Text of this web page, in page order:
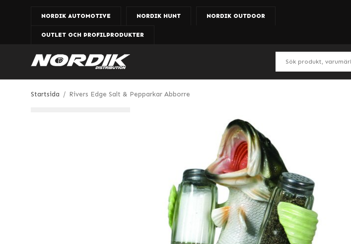
NORDIK AUTOMOTIVE NORDIK HUNT NORDIK OUTDOOR
OUTLET OCH PROFILPRODUKTER
Startsida / Rivers Edge Salt & Pepparkar Abborre